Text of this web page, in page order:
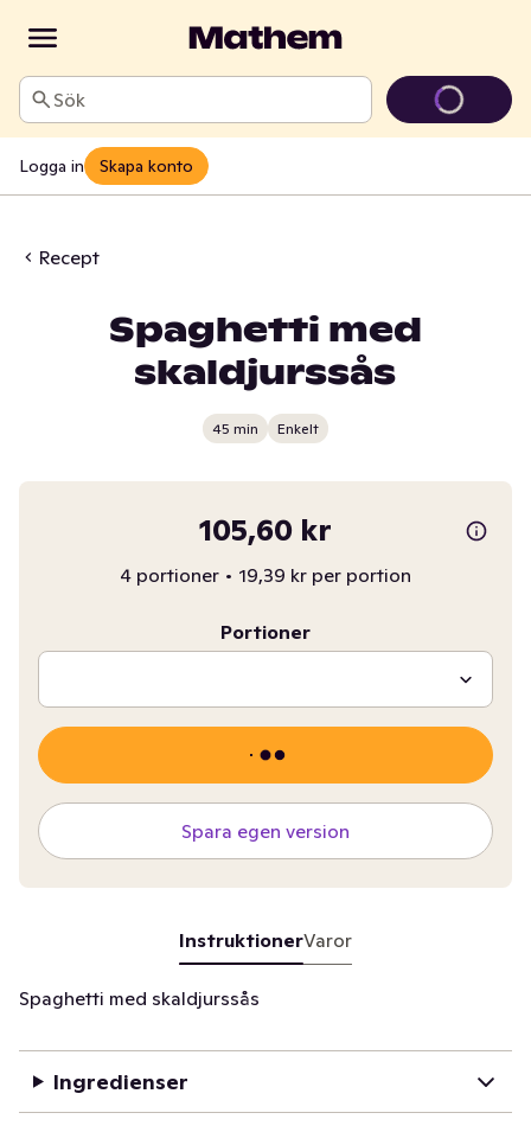
Sök
Logga in Skapa konto
Recept
Spaghetti med
skaldjurssås
45 min Enkelt
105,60 kr
4 portioner • 19,39 kr per portion
Portioner
Spara egen version
InstruktionerVaror
Spaghetti med skaldjurssås
Ingredienser